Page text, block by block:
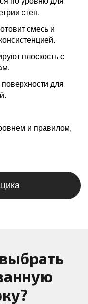
стен.
смесь и
плоскость с
для
и правилом,